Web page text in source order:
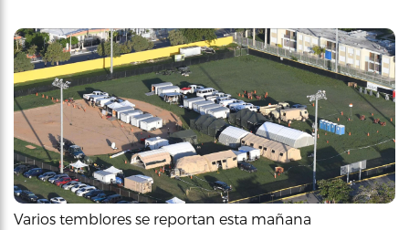
Varios temblores se reportan esta mañana